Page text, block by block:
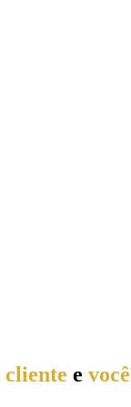
cliente e